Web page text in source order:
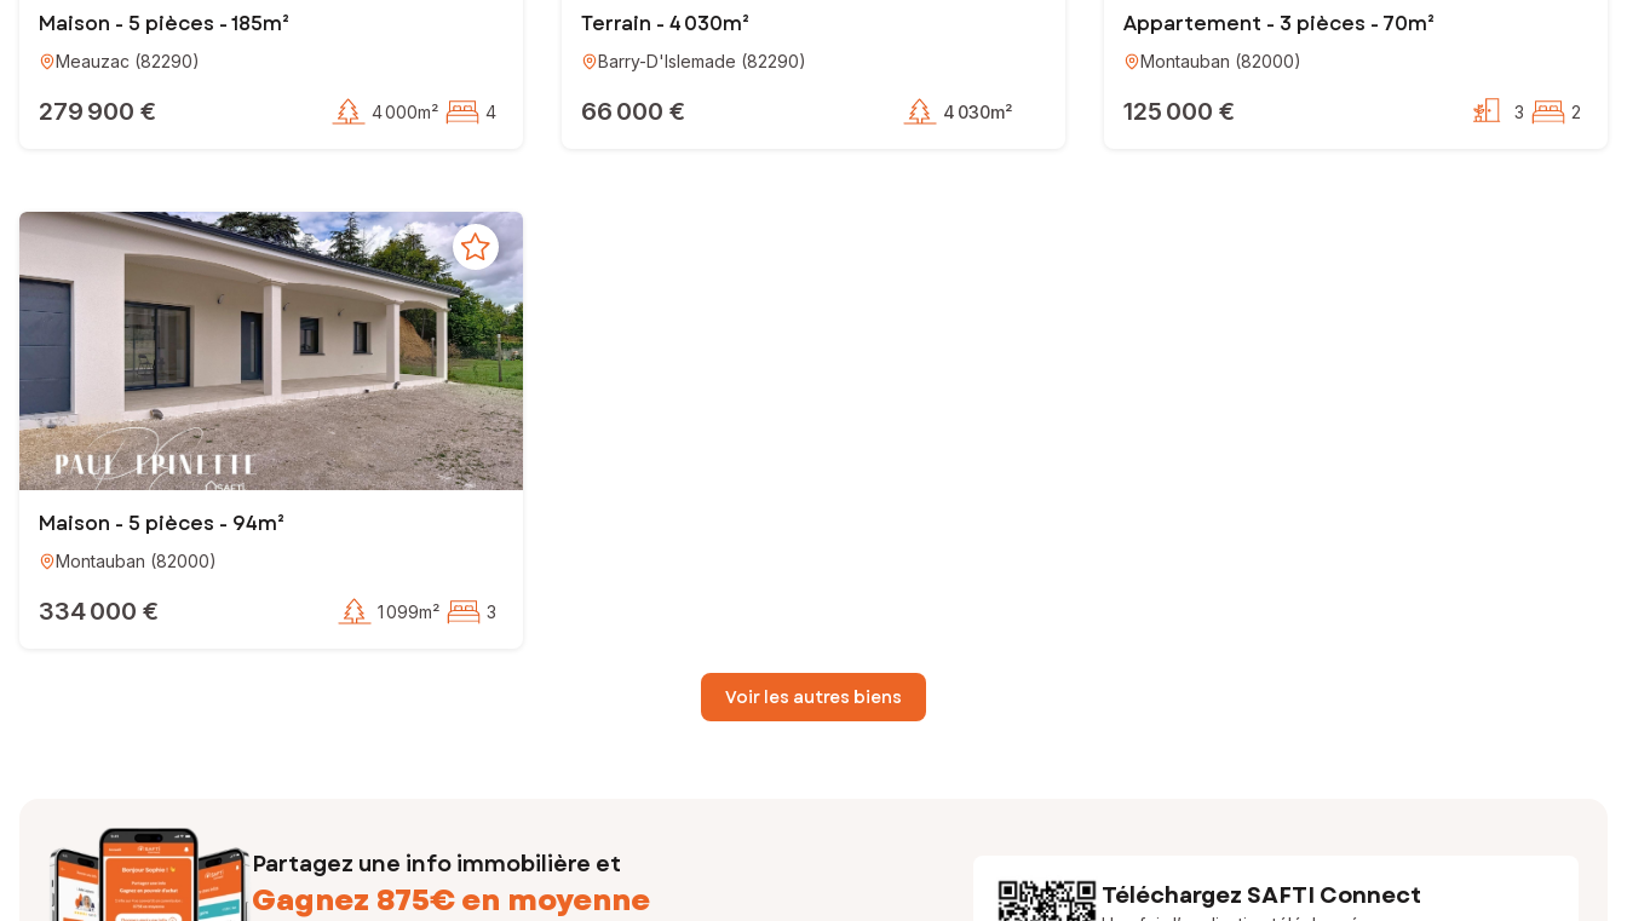
Maison - 5 pièces - 185m²
Meauzac (82290)
279 900 € 4 000m² 4
Terrain - 4 030m²
Barry-D'Islemade (82290)
66 000 € 4 030m²
Appartement - 3 pièces - 70m²
Montauban (82000)
125 000 € 3 2
Maison - 5 pièces - 94m²
Montauban (82000)
334 000 € 1 099m² 3
Voir les autres biens
Partagez une info immobilière et
Gagnez 875€ en moyenne Téléchargez SAFTI Connect